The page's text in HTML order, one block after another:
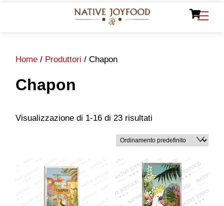
Home / Produttori / Chapon
Chapon
Visualizzazione di 1-16 di 23 risultati